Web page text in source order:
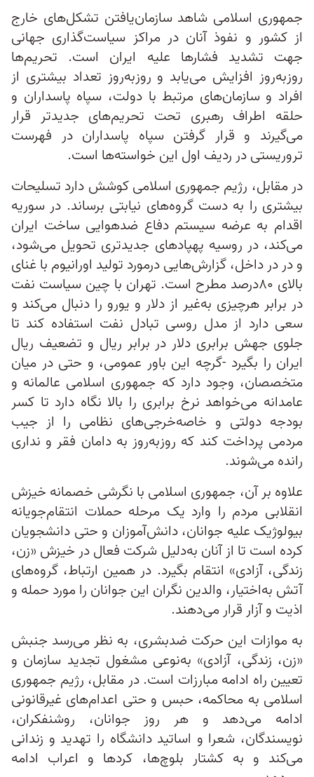
جمهوری اسلامی شاهد سازمان‌یافتن تشکل‌های خارج
از کشور و نفوذ آنان در مراکز سیاست‌گذاری جهانی
جهت تشدید فشارها علیه ایران است. تحریم‌ها
روزبه‌روز افزایش می‌یابد و روزبه‌روز تعداد بیشتری از
افراد و سازمان‌های مرتبط با دولت، سپاه پاسداران و
حلقه اطراف رهبری تحت تحریم‌های جدیدتر قرار
می‌گیرند و قرار گرفتن سپاه پاسداران در فهرست
تروریستی در ردیف اول این خواسته‌ها است.
در مقابل، رژیم جمهوری اسلامی کوشش دارد تسلیحات
بیشتری را به دست گروه‌های نیابتی برساند. در سوریه
اقدام به عرضه سیستم دفاع ضدهوایی ساخت ایران
می‌کند، در روسیه پهپادهای جدیدتری تحویل می‌شود،
و در در داخل، گزارش‌هایی درمورد تولید اورانیوم با غنای
بالای ۸۰درصد مطرح است. تهران با چین سیاست نفت
در برابر هرچیزی به‌غیر از دلار و یورو را دنبال می‌کند و
سعی دارد از مدل روسی تبادل نفت استفاده کند تا
جلوی جهش برابری دلار در برابر ریال و تضعیف ریال
ایران را بگیرد -گرچه این باور عمومی، و حتی در میان
متخصصان، وجود دارد که جمهوری اسلامی عالمانه و
عامدانه می‌خواهد نرخ برابری را بالا نگاه دارد تا کسر
بودجه دولتی و خاصه‌خرجی‌های نظامی را از جیب
مردمی پرداخت کند که روزبه‌روز به دامان فقر و نداری
رانده می‌شوند.
علاوه‌ بر آن، جمهوری اسلامی با نگرشی خصمانه خیزش
انقلابی مردم را وارد یک مرحله حملات انتقام‌جویانه
بیولوژیک علیه جوانان، دانش‌آموزان و حتی دانشجویان
کرده است تا از آنان به‌دلیل شرکت فعال در خیزش «زن،
زندگی، آزادی» انتقام بگیرد. در همین ارتباط، گروه‌های
آتش به‌اختیار، والدین نگران این جوانان را مورد حمله و
اذیت و آزار قرار می‌دهند.
به موازات این حرکت ضدبشری، به نظر می‌رسد جنبش
«زن، زندگی، آزادی» به‌نوعی مشغول تجدید سازمان و
تعیین راه ادامه مبارزات است. در مقابل، رژیم جمهوری
اسلامی به محاکمه، حبس و حتی اعدام‌های غیرقانونی
ادامه می‌دهد و هر روز جوانان، روشنفکران،
نویسندگان، شعرا و اساتید دانشگاه را تهدید و زندانی
می‌کند و به کشتار بلوچ‌ها، کردها و اعراب ادامه